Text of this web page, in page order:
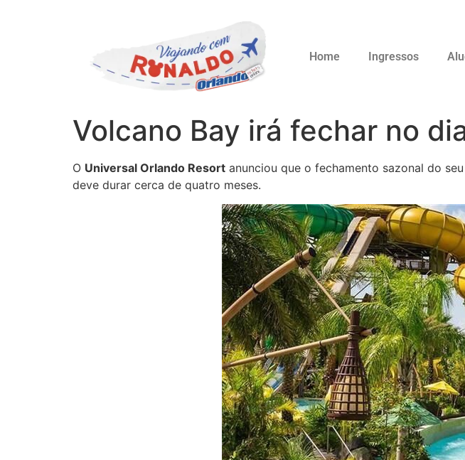
Home Ingressos
Volcano Bay irá fechar no
O Universal Orlando Resort anunciou que o fechamento sazonal do
deve durar cerca de quatro meses.